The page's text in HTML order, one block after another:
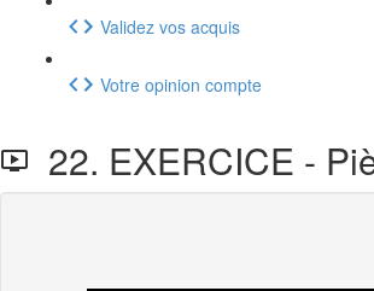
Validez vos acquis
Votre opinion compte
22. EXERCICE -